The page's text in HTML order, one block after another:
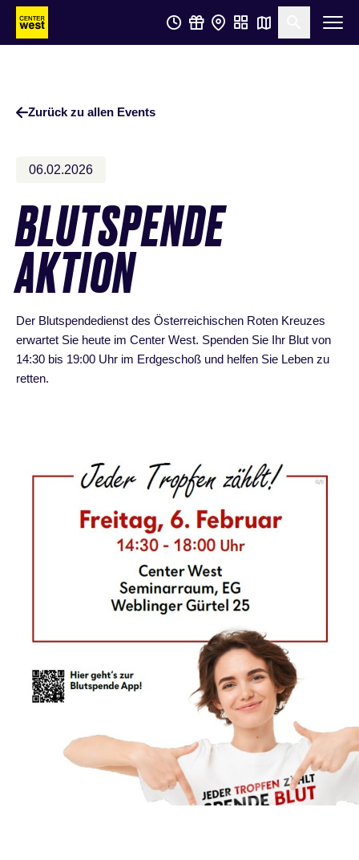
Zum
Hauptinhalt
Zum
Footer
Suche
Zurück zu allen Events
06.02.2026
BLUTSPENDE
AKTION
Der Blutspendedienst des Österreichischen Roten Kreuzes
erwartet Sie heute im Center West. Spenden Sie Ihr Blut von
14:30 bis 19:00 Uhr im Erdgeschoß und helfen Sie Leben zu
retten.